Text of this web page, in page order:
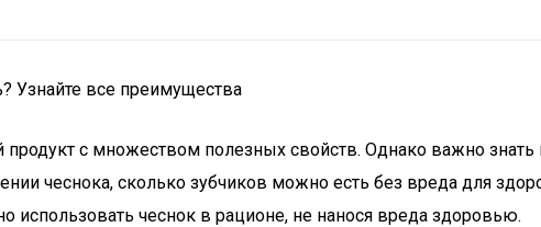
Узнайте все преимущества
с множеством полезных свойств. Однако важно знать
чеснока, сколько зубчиков можно есть без вреда для
чеснок в рационе, не нанося вреда здоровью.